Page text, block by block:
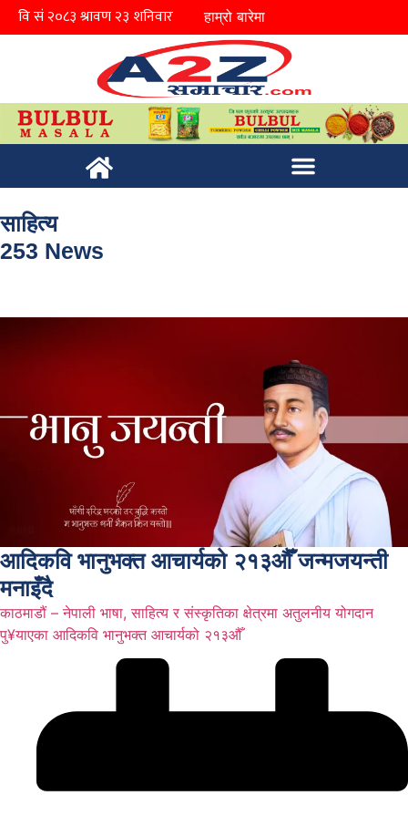
हाम्रो बारेमा
साहित्य
253 News
आदिकवि भानुभक्त आचार्यको २१३औँ जन्मजयन्ती
मनाइँदै
काठमाडौं – नेपाली भाषा, साहित्य र संस्कृतिका क्षेत्रमा अतुलनीय योगदान
पु¥याएका आदिकवि भानुभक्त आचार्यको २१३औँ